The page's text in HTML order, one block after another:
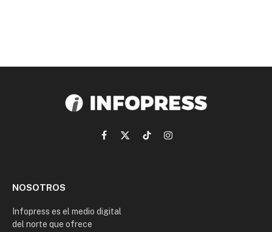
Facebook
X
TikTokInstagram
NOSOTROS
Infopress es el medio digital
del norte que ofrece